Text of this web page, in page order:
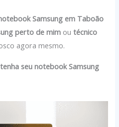
Samsung em Taboão
perto de mim outécnico
agora mesmo.
seu notebook Samsung